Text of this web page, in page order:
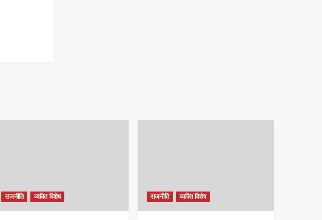
राजनीति व्यक्ति विशेष राजनीति व्यक्ति विशेष